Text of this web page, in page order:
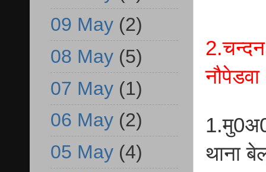
थाना
09 May (2)
08 May (5)
07 May (1)
06 May (2)
05 May (4)